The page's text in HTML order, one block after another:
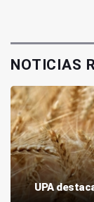
NOTICIAS
UPA